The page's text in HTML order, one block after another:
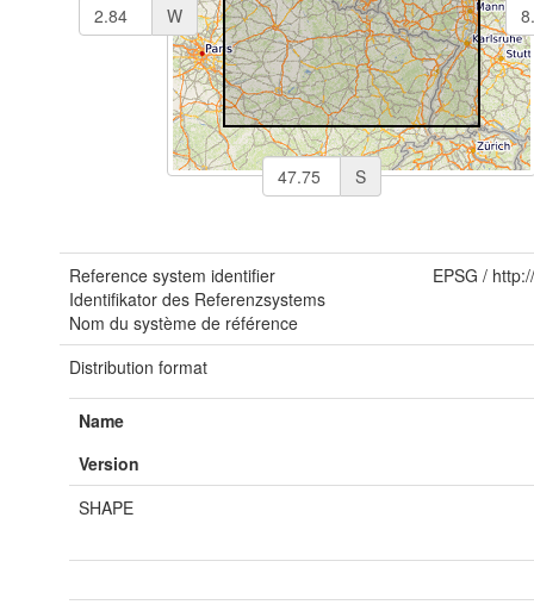
S
W
Reference system identifier
Identifikator des Referenzsystems
Nom du système de référence
EPSG /
Distribution format
Name
Version
SHAPE